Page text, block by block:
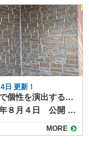
日 更新！
外壁塗装で個性を演出する多彩工法とは？模様仕上げの魅力と特徴
２０２６年８月４日 公開 外壁塗装というと「単色で塗るだけ」というイメージを持つ人も多いですが、近年は色だけでなく模様をつける塗装も人気を集めています。 その代表的な塗装方法が「多彩工法」です。色と質感を組み合わせた独自の仕上がりが得られ、住まいの印象を大きく変えることができます。 目次多彩工法とは多彩工法のメリット高級感と個性を演出デザインの自由度が高い既存外壁の質感を活かせる汚れが目立ちにくい多彩工法の施工方法仕上がりのバリエーション注意点と費用の目安京都・滋賀で多彩工法なら塗り達にお任せ！ 多彩工法とは 多彩工法とは、２色又は３色の組み合わせ、自然な陰影をつけながら仕上げる塗装方法です。ベースとなる色の上から、粒状の塗料や異なる色の塗材を重ねることで、深みや立体感のある模様を作り出します。 サイディング外壁の凹凸を活かす施工方法なので、元々ある柄を以下shながら塗装したり、天然石調やレンガ調など高級感を演出することも可能です。 ▶多彩工法プラン 多彩工法のメリット 多彩工法を使った塗装には様々なメリットがあります。仕上がりの美しさだけではなくもちろん塗装工事としての耐久性もばっちりあります。 高級感と個性を演出 光の当たり方や見る角度によって表情が変わり、単色塗装では得られない高級感が生まれます。 #gallery-1 { margin: auto; } #gallery-1 .gallery-item { float: left; margin-top: 10px; text-align: center; width: 50%; } #gallery-1 img { border: 2px solid #cfcfcf; } #gallery-1 .gallery-caption { margin-left: 0; } /* see gallery_shortcode() in wp-includes/media.php */ 施工前 施工後 デザインの自由度が高い 色の組み合わせや粒の大きさ、模様の出し方などを調整できるため、周囲の家と差別化しやすくなります。 既存外壁の質感を活かせる サイディングの模様を残したまま色だけを変える「クリヤー仕上げ」や、上から模様を重ねる方法もあり、リフォームでも新築のような仕上がりにできます。 汚れが目立ちにくい 多色使いのため、雨だれや埃などの汚れが単色よりも目立ちにくいという特徴があります。 多彩工法の施工方法 多彩工法は特殊な専用ローラーを使って、多彩工法専用塗料を塗っていく施工方法です。 施工には通常の塗装よりも技術が必要で、塗料の販売元であるスズカファインの認定施工店でしか施工できない工法です。多彩工法をご希望の場合は、経験豊富な職人が在籍する認定施工店に依頼することが重要です。 仕上がりのバリエーション 多彩工法には、２色又は３色仕上げ、色の組み合わせによって天然石風・砂壁風・チップ入り・グラデーション調などさまざまなパターンがあります。 例えば、ベージュ系のベースにブラウンやホワイトのチップを加えると落ち着いた印象に、グレー系にブルーの粒を混ぜるとモダンな雰囲気になります。色の組み合わせ次第で和風にも洋風にも対応可能です。 注意点と費用の目安 多彩工法は通常の単色塗装よりも工程や材料が増えるため、費用は1.2〜1.5倍程度になる場合があります。 また、部分補修の際には模様を再現する必要があるため、同じ職人や塗料を使うことが望ましいでしょう。 玄関周りや外塀だけなど一部分への施工も可能です。認定施工店にぜひご相談ください。 ▶多彩工法の施工事例はこちら 京都・滋賀で多彩工法なら塗り達にお任せ！ 外壁塗装の模様仕上げ、とくに多彩工法は、住まいの個性を引き立てる魅力的な方法です。高級感やデザイン性を求める方にはぴったりの工法ですが、仕上がりの満足度は職人の腕に大きく左右されます。施工事例を確認しながら、自分の家に合ったデザインを検討することが大切です。 京都・滋賀で多彩工法をご希望なら、認定施工店の塗り達にご相談ください！施工実績も多数あります！
MORE